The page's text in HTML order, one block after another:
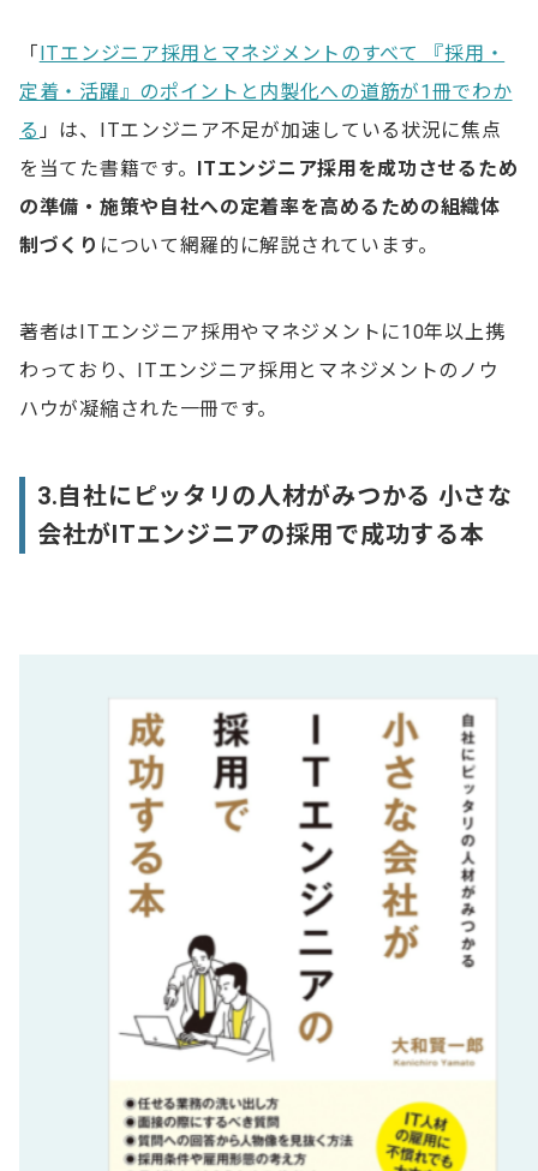
「ITエンジニア採用とマネジメントのすべて 『採用・
定着・活躍』のポイントと内製化への道筋が1冊でわか
る 」は、ITエンジニア不足が加速している状況に焦点
を当てた書籍です。 ITエンジニア採用を成功させるため
の準備・施策や自社への定着率を高めるための組織体
制づくり について網羅的に解説されています。
著者はITエンジニア採用やマネジメントに10年以上携
わっており、ITエンジニア採用とマネジメントのノウ
ハウが凝縮された一冊です。
3.自社にピッタリの人材がみつかる 小さな
会社がITエンジニアの採用で成功する本